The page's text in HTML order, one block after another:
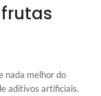
nada melhor do
aditivos artificiais.